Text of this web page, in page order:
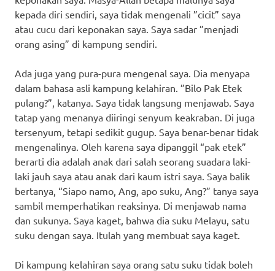
kepada diri sendiri, saya tidak mengenali ”cicit” saya
atau cucu dari keponakan saya. Saya sadar ”menjadi
orang asing” di kampung sendiri.
Ada juga yang pura-pura mengenal saya. Dia menyapa
dalam bahasa asli kampung kelahiran. ”Bilo Pak Etek
pulang?”, katanya. Saya tidak langsung menjawab. Saya
tatap yang menanya diiringi senyum keakraban. Di juga
tersenyum, tetapi sedikit gugup. Saya benar-benar tidak
mengenalinya. Oleh karena saya dipanggil “pak etek”
berarti dia adalah anak dari salah seorang suadara laki-
laki jauh saya atau anak dari kaum istri saya. Saya balik
bertanya, “Siapo namo, Ang, apo suku, Ang?” tanya saya
sambil memperhatikan reaksinya. Di menjawab nama
dan sukunya. Saya kaget, bahwa dia suku Melayu, satu
suku dengan saya. Itulah yang membuat saya kaget.
Di kampung kelahiran saya orang satu suku tidak boleh